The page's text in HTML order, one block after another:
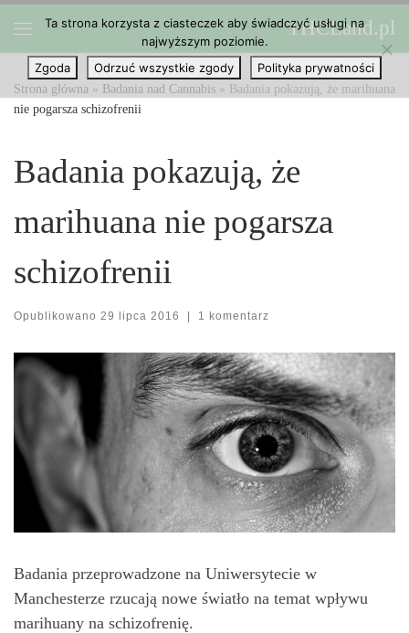
Przejdź do treści THCLand.pl
Strona główna » Badania nad Cannabis » Badania pokazują, że marihuana
nie pogarsza schizofrenii
Badania pokazują, że
marihuana nie pogarsza
schizofrenii
Opublikowano 29 lipca 2016 | 1 komentarz
Badania przeprowadzone na Uniwersytecie w
Manchesterze rzucają nowe światło na temat wpływu
marihuany na schizofrenię.
Ta strona korzysta z ciasteczek aby świadczyć usługi na
najwyższym poziomie.
Zgoda
Odrzuć wszystkie zgody Polityka prywatności